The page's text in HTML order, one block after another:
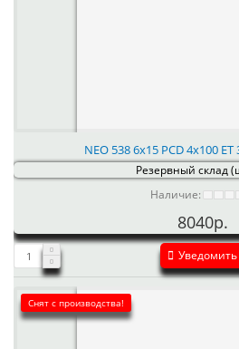
NEO 538 6x15 PCD 4x100 ET
Резервный склад
Наличие:
8040р.
Снят с производства!